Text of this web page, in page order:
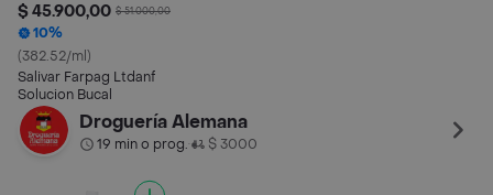
$ 45.900,00 $ 51.000,00
10%
(382.52/ml)
Salivar Farpag Ltdanf
Solucion Bucal
Droguería Alemana
19 min o prog.• $ 3000